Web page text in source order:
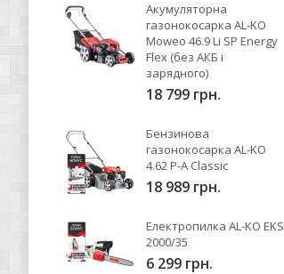
Акумуляторна
газонокосарка AL-KO
Moweo 46.9 Li SP Energy
Flex (без АКБ і
зарядного)
18 799 грн.
Бензинова
газонокосарка AL-KO
4.62 P-A Classic
18 989 грн.
Електропилка AL-KO EKS
2000/35
6 299 грн.